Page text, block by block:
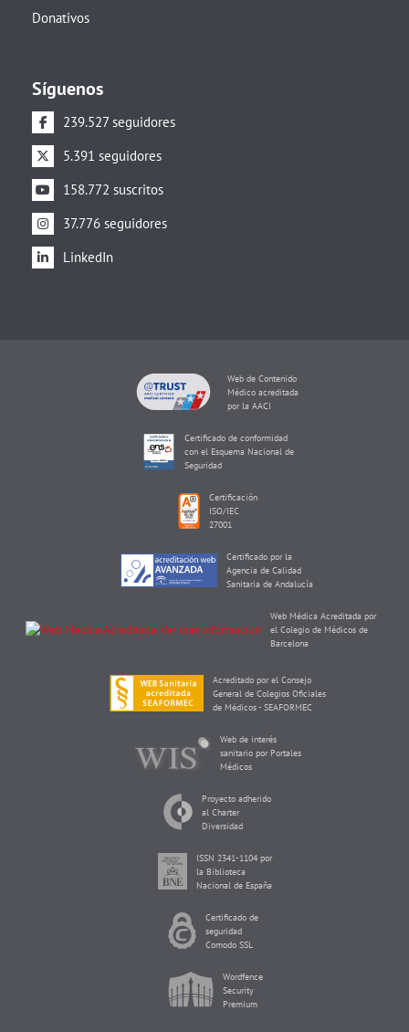
Donativos
Síguenos
239.527 seguidores
5.391 seguidores
158.772 suscritos
37.776 seguidores
LinkedIn
Web de Contenido
Médico acreditada
por la AACI
Certificado de conformidad
con el Esquema Nacional de
Seguridad
Certificación
ISO/IEC
27001
Certificado por la
Agencia de Calidad
Sanitaria de Andalucía
Web Médica Acreditada por
el Colegio de Médicos de
Barcelona
Acreditado por el Consejo
General de Colegios Oficiales
de Médicos - SEAFORMEC
Web de interés
sanitario por Portales
Médicos
Proyecto adherido
al Charter
Diversidad
ISSN 2341-1104 por
la Biblioteca
Nacional de España
Certificado de
seguridad
Comodo SSL
Wordfence
Security
Premium